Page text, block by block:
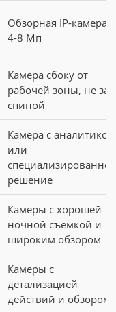
Обзорная IP-камера
4-8 Мп
Камера сбоку от
рабочей зоны, не за
спиной
Камера с аналитикой
или
специализированное
решение
Камеры с хорошей
ночной съемкой и
широким обзором
Камеры с
детализацией
действий и обзором